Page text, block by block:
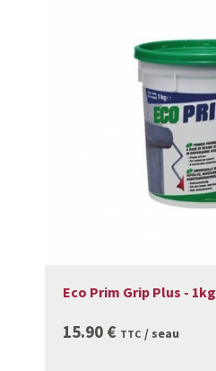
Eco Prim Grip Plus - 1kg
15.90 € TTC / seau